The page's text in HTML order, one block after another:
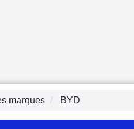
marques BYD